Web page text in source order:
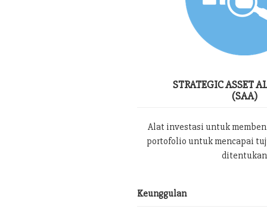
STRATEGIC ASSET
(SAA)
Alat investasi untuk
portofolio untuk mencapai
ditentukan
Keunggulan